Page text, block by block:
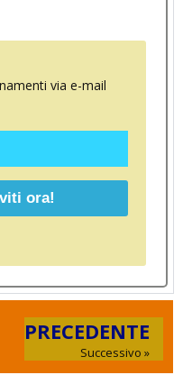
via e-mail
PRECEDENTE
Successivo »